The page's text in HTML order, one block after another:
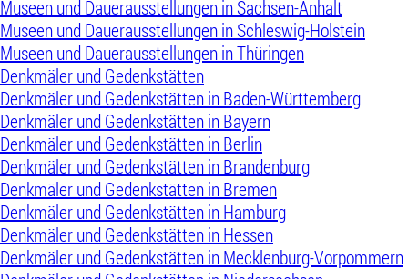
Museen und Dauerausstellungen in Sachsen-Anhalt
Museen und Dauerausstellungen in Schleswig-Holstein
Museen und Dauerausstellungen in Thüringen
Denkmäler und Gedenkstätten
Denkmäler und Gedenkstätten in Baden-Württemberg
Denkmäler und Gedenkstätten in Bayern
Denkmäler und Gedenkstätten in Berlin
Denkmäler und Gedenkstätten in Brandenburg
Denkmäler und Gedenkstätten in Bremen
Denkmäler und Gedenkstätten in Hamburg
Denkmäler und Gedenkstätten in Hessen
Denkmäler und Gedenkstätten in Mecklenburg-Vorpommern